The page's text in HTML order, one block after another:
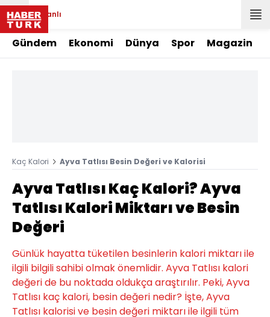
Canlı
Gündem Ekonomi Dünya Spor Magazin
Kaç Kalori Ayva Tatlısı Besin Değeri ve Kalorisi
Ayva Tatlısı Kaç Kalori? Ayva
Tatlısı Kalori Miktarı ve Besin
Değeri
Günlük hayatta tüketilen besinlerin kalori miktarı ile
ilgili bilgili sahibi olmak önemlidir. Ayva Tatlısı kalori
değeri de bu noktada oldukça araştırılır. Peki, Ayva
Tatlısı kaç kalori, besin değeri nedir? İşte, Ayva
Tatlısı kalorisi ve besin değeri miktarı ile ilgili tüm